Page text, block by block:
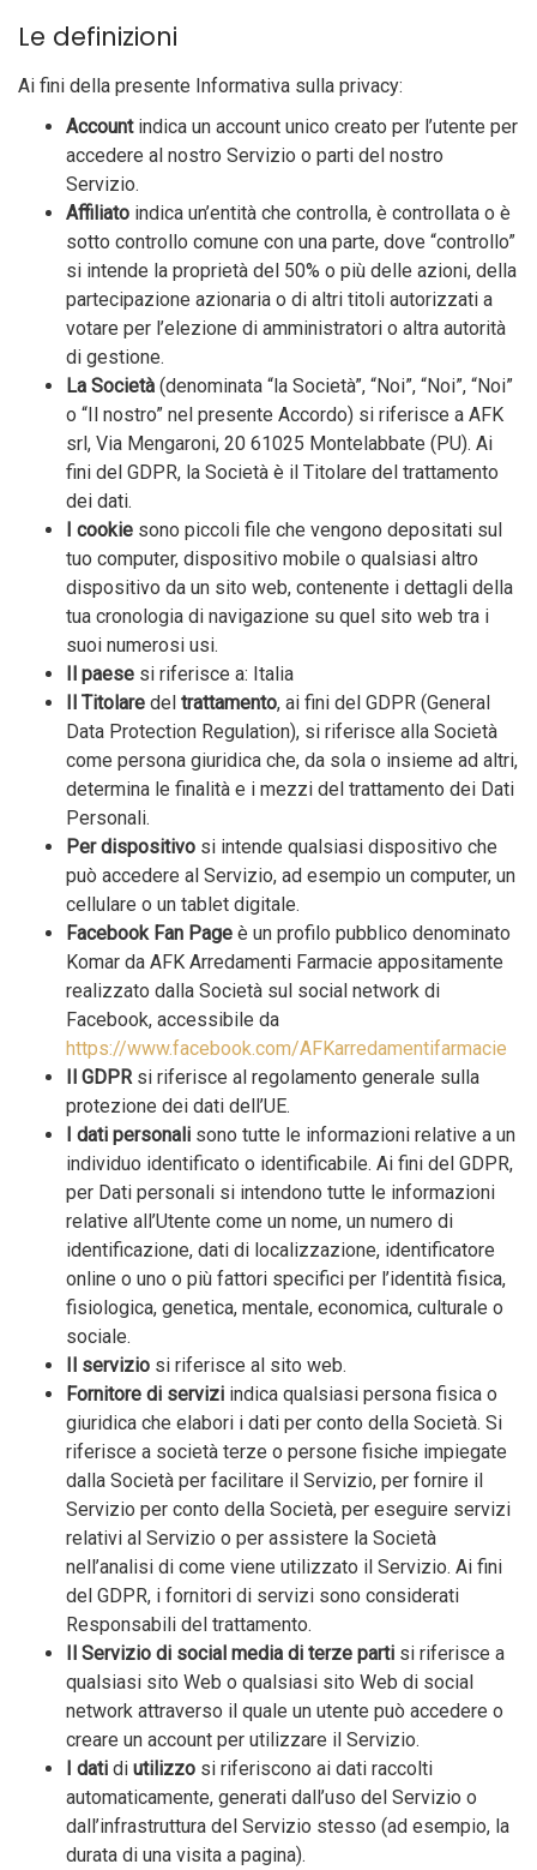
Le definizioni
Ai fini della presente Informativa sulla privacy:
Accountindica un account unico creato per l’utente per
accedere al nostro Servizio o parti del nostro
Servizio.
Affiliato indica un’entità che controlla, è controllata o è
sotto controllo comune con una parte, dove “controllo”
si intende la proprietà del 50% o più delle azioni, della
partecipazione azionaria o di altri titoli autorizzati a
votare per l’elezione di amministratori o altra autorità
di gestione.
La Società (denominata “la Società”, “Noi”, “Noi”, “Noi”
o “Il nostro” nel presente Accordo) si riferisce a AFK
srl, Via Mengaroni, 20 61025 Montelabbate (PU). Ai
fini del GDPR, la Società è il Titolare del trattamento
dei dati.
I cookie sono piccoli file che vengono depositati sul
tuo computer, dispositivo mobile o qualsiasi altro
dispositivo da un sito web, contenente i dettagli della
tua cronologia di navigazione su quel sito web tra i
suoi numerosi usi.
Il paese si riferisce a: Italia
Il Titolare del trattamento, ai fini del GDPR (General
Data Protection Regulation), si riferisce alla Società
come persona giuridica che, da sola o insieme ad altri,
determina le finalità e i mezzi del trattamento dei Dati
Personali.
Per dispositivo si intende qualsiasi dispositivo che
può accedere al Servizio, ad esempio un computer, un
cellulare o un tablet digitale.
Facebook Fan Page è un profilo pubblico denominato
Komar da AFK Arredamenti Farmacie appositamente
realizzato dalla Società sul social network di
Facebook, accessibile da
https://www.facebook.com/AFKarredamentifarmacie
Il GDPR si riferisce al regolamento generale sulla
protezione dei dati dell’UE.
I dati personali sono tutte le informazioni relative a un
individuo identificato o identificabile. Ai fini del GDPR,
per Dati personali si intendono tutte le informazioni
relative all’Utente come un nome, un numero di
identificazione, dati di localizzazione, identificatore
online o uno o più fattori specifici per l’identità fisica,
fisiologica, genetica, mentale, economica, culturale o
sociale.
Il servizio si riferisce al sito web.
Fornitore di servizi indica qualsiasi persona fisica o
giuridica che elabori i dati per conto della Società. Si
riferisce a società terze o persone fisiche impiegate
dalla Società per facilitare il Servizio, per fornire il
Servizio per conto della Società, per eseguire servizi
relativi al Servizio o per assistere la Società
nell’analisi di come viene utilizzato il Servizio. Ai fini
del GDPR, i fornitori di servizi sono considerati
Responsabili del trattamento.
Il Servizio di social media di terze parti si riferisce a
qualsiasi sito Web o qualsiasi sito Web di social
network attraverso il quale un utente può accedere o
creare un account per utilizzare il Servizio.
I dati di utilizzo si riferiscono ai dati raccolti
automaticamente, generati dall’uso del Servizio o
dall’infrastruttura del Servizio stesso (ad esempio, la
durata di una visita a pagina).